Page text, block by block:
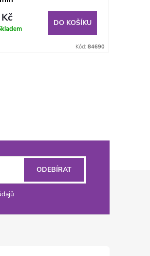
DO KOŠÍKU
Kód: 84690
ODEBÍRAT